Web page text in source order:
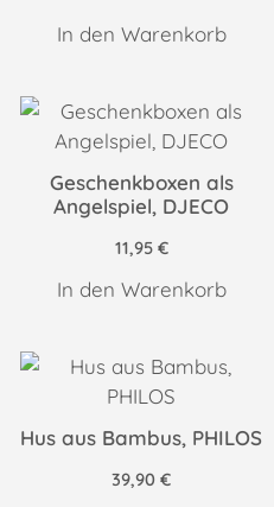
In den Warenkorb
Geschenkboxen als
Angelspiel, DJECO
11,95 €
In den Warenkorb
Hus aus Bambus, PHILOS
39,90 €